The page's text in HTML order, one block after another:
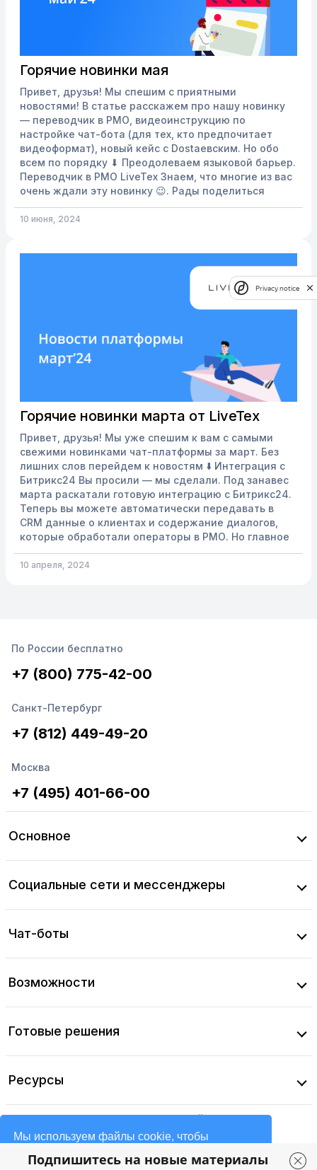
Подпишитесь на новые материалы
Мы используем файлы cookie, чтобы
улучшить работу и повысить эффективность
Горячие новинки мая
Привет, друзья! Мы спешим с приятными
новостями! В статье расскажем про нашу новинку
— переводчик в РМО, видеоинструкцию по
настройке чат-бота (для тех, кто предпочитает
видеоформат), новый кейс с Dostaевским. Но обо
всем по порядку ⬇ Преодолеваем языковой барьер.
Переводчик в РМО LiveTex Знаем, что многие из вас
очень ждали эту новинку 😉. Рады поделиться
новостью о том, что теперь в рабочем месте
оператора доступен переводчик! Вы больше не
10 июня, 2024
Горячие новинки марта от LiveTex
Привет, друзья! Мы уже спешим к вам с самыми
свежими новинками чат-платформы за март. Без
лишних слов перейдем к новостям ⬇️ Интеграция с
Битрикс24 Вы просили — мы сделали. Под занавес
марта раскатали готовую интеграцию с Битрикс24.
Теперь вы можете автоматически передавать в
CRM данные о клиентах и содержание диалогов,
которые обработали операторы в РМО. Но главное
преимущество готовой интеграции в том, что ее
настройка очень простая! Вам не нужно
10 апреля, 2024
По России бесплатно
+7 (800) 775-42-00
Санкт-Петербург
+7 (812) 449-49-20
Москва
+7 (495) 401-66-00
Основное
Социальные сети и мессенджеры
Чат-боты
Возможности
Готовые решения
Ресурсы
Соглашение об использовании сайта
Политика конфиденциальности
Публичная оферта
Privacy notice